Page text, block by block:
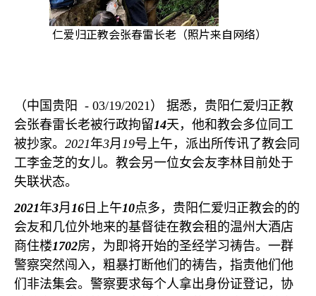
仁爱归正教会张春雷长老（照片来自网络）
（中国贵阳 - 03/19/2021）
据悉，贵阳仁爱归正教
会张春雷长老被行政拘留14天，他和教会多位同工
被抄家。 2021年3月 19号上午，派出所传讯了教会同
工李金芝的女儿。教会另一位女会友李林目前处于
失联状态。
2021年3月 16 日上午10点多，贵阳仁爱归正教会的的
会友和几位外地来的基督徒在教会租的温州大酒店
商住楼1702房，为即将开始的圣经学习祷告。一群
警察突然闯入，粗暴打断他们的祷告，指责他们他
们非法集会。警察要求每个人拿出身份证登记，协